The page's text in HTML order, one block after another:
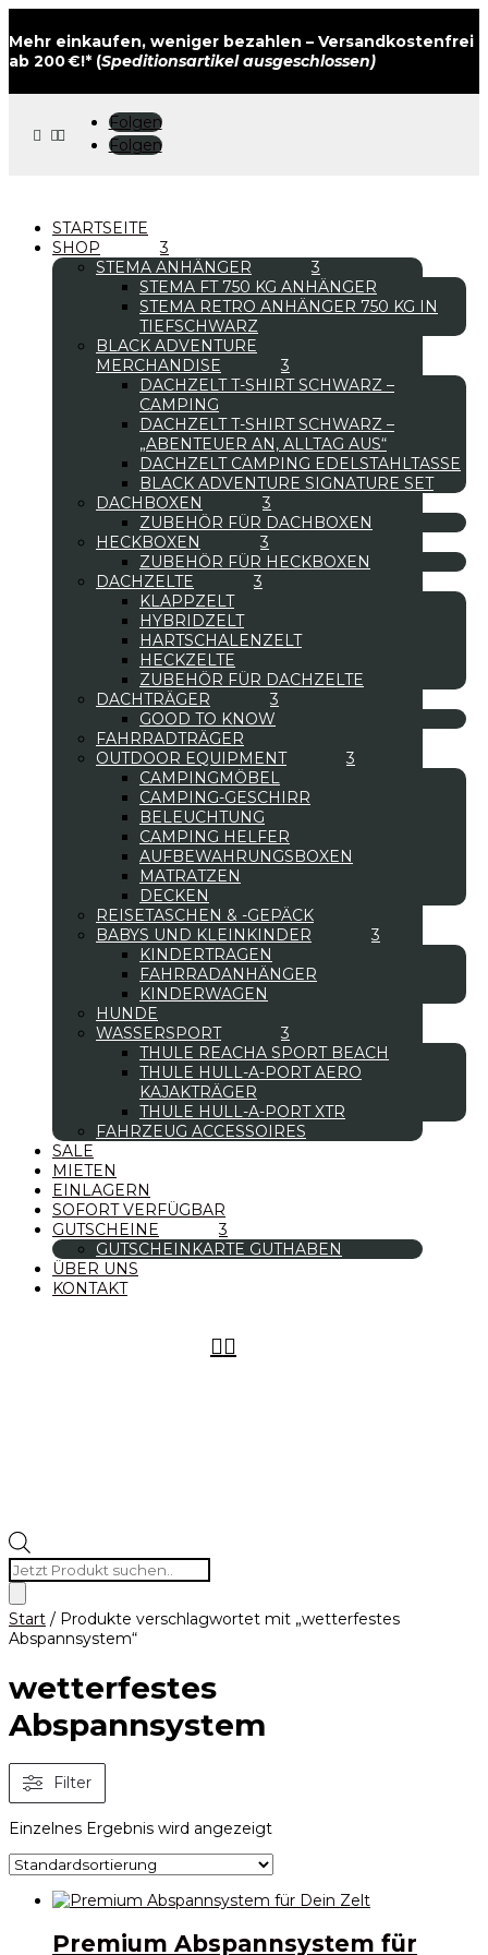
Mehr einkaufen, weniger bezahlen – Versandkostenfrei
ab 200 €!* (Speditionsartikel ausgeschlossen)
 
Folgen
Folgen
STARTSEITE
SHOP
STEMA ANHÄNGER
STEMA FT 750 KG ANHÄNGER
STEMA RETRO ANHÄNGER 750 KG IN
TIEFSCHWARZ
BLACK ADVENTURE
MERCHANDISE
DACHZELT T-SHIRT SCHWARZ –
CAMPING
DACHZELT T-SHIRT SCHWARZ –
„ABENTEUER AN, ALLTAG AUS“
DACHZELT CAMPING EDELSTAHLTASSE
BLACK ADVENTURE SIGNATURE SET
DACHBOXEN
ZUBEHÖR FÜR DACHBOXEN
HECKBOXEN
ZUBEHÖR FÜR HECKBOXEN
DACHZELTE
KLAPPZELT
HYBRIDZELT
HARTSCHALENZELT
HECKZELTE
ZUBEHÖR FÜR DACHZELTE
DACHTRÄGER
GOOD TO KNOW
FAHRRADTRÄGER
OUTDOOR EQUIPMENT
CAMPINGMÖBEL
CAMPING-GESCHIRR
BELEUCHTUNG
CAMPING HELFER
AUFBEWAHRUNGSBOXEN
MATRATZEN
DECKEN
REISETASCHEN & -GEPÄCK
BABYS UND KLEINKINDER
KINDERTRAGEN
FAHRRADANHÄNGER
KINDERWAGEN
HUNDE
WASSERSPORT
THULE REACHA SPORT BEACH
THULE HULL-A-PORT AERO
KAJAKTRÄGER
THULE HULL-A-PORT XTR
FAHRZEUG ACCESSOIRES
SALE
MIETEN
EINLAGERN
SOFORT VERFÜGBAR
GUTSCHEINE
GUTSCHEINKARTE GUTHABEN
ÜBER UNS
KONTAKT
Products
search

Start / Produkte verschlagwortet mit „wetterfestes
Abspannsystem“
wetterfestes
Abspannsystem
Filter
Einzelnes Ergebnis wird angezeigt
Premium Abspannsystem für